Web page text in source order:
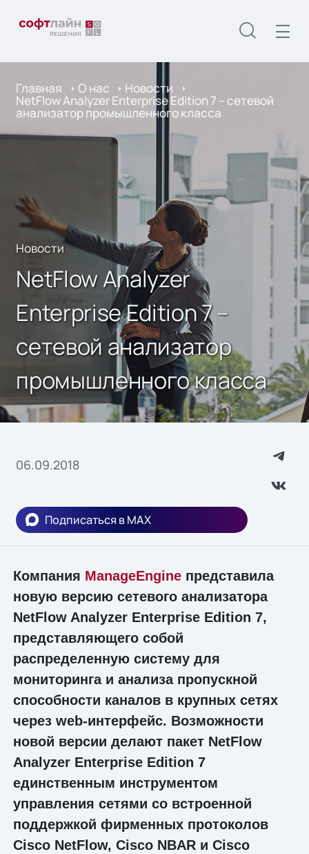
Главная О нас Новости
NetFlow Analyzer Enterprise Edition 7 – сетевой
анализатор промышленного класса
Новости
NetFlow Analyzer
Enterprise Edition 7 –
сетевой анализатор
промышленного класса
06.09.2018
Подписаться в MAX
Компания ManageEngineпредставила
новую версию сетевого анализатора
NetFlow Analyzer Enterprise Edition 7,
представляющего собой
распределенную систему для
мониторинга и анализа пропускной
способности каналов в крупных сетях
через web-интерфейс. Возможности
новой версии делают пакет NetFlow
Analyzer Enterprise Edition 7
единственным инструментом
управления сетями со встроенной
поддержкой фирменных протоколов
Cisco NetFlow, Cisco NBAR и Cisco